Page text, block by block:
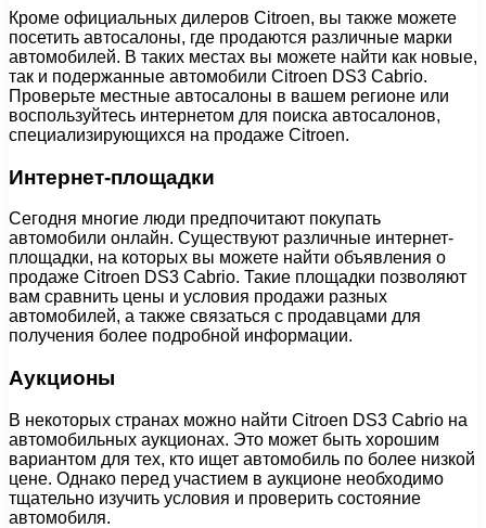
Кроме официальных дилеров Citroen, вы также можете
посетить автосалоны, где продаются различные марки
автомобилей. В таких местах вы можете найти как новые,
так и подержанные автомобили Citroen DS3 Cabrio.
Проверьте местные автосалоны в вашем регионе или
воспользуйтесь интернетом для поиска автосалонов,
специализирующихся на продаже Citroen.
Интернет-площадки
Сегодня многие люди предпочитают покупать
автомобили онлайн. Существуют различные интернет-
площадки, на которых вы можете найти объявления о
продаже Citroen DS3 Cabrio. Такие площадки позволяют
вам сравнить цены и условия продажи разных
автомобилей, а также связаться с продавцами для
получения более подробной информации.
Аукционы
В некоторых странах можно найти Citroen DS3 Cabrio на
автомобильных аукционах. Это может быть хорошим
вариантом для тех, кто ищет автомобиль по более низкой
цене. Однако перед участием в аукционе необходимо
тщательно изучить условия и проверить состояние
автомобиля.